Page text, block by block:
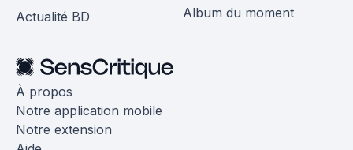
Actualité BD
Album du moment
À propos
Notre application mobile
Notre extension